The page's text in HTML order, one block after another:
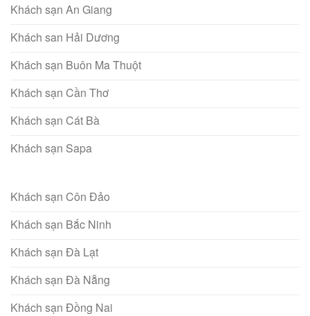
Khách sạn An Giang
Khách san Hải Dương
Khách sạn Buôn Ma Thuột
Khách sạn Cần Thơ
Khách sạn Cát Bà
Khách sạn Sapa
Khách sạn Côn Đảo
Khách sạn Bắc Ninh
Khách sạn Đà Lạt
Khách sạn Đà Nẵng
Khách sạn Đồng Nai